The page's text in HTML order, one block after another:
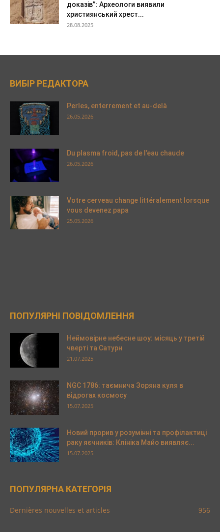
доказів”: Археологи виявили
християнський хрест...
28.08.2025
ВИБІР РЕДАКТОРА
Perles, enterrement et au-delà
26.05.2026
Du plasma froid, pas de l’eau chaude
26.05.2026
Votre cerveau change littéralement lorsque
vous devenez papa
25.05.2026
ПОПУЛЯРНІ ПОВІДОМЛЕННЯ
Неймовірне небесне шоу: місяць у третій
чверті та Сатурн
21.07.2025
NGC 1786: таємнича Зоряна куля в
відрогах космосу
15.07.2025
Новий прорив у розумінні та профілактиці
раку яєчників: Клініка Майо виявляє...
15.07.2025
ПОПУЛЯРНА КАТЕГОРІЯ
Dernières nouvelles et articles 956